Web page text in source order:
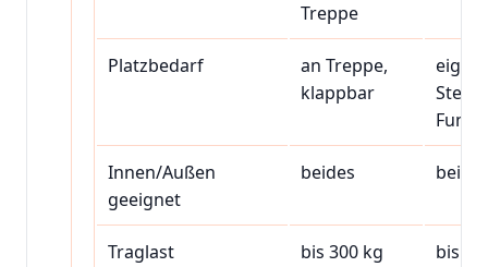
Treppe
Platzbedarf
an Treppe,
klappbar
Innen/Außen
geeignet
beides
Traglast bis 300 kg bis